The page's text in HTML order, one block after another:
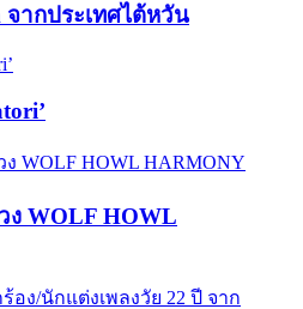
ากประเทศไต้หวัน
WOLF HOWL